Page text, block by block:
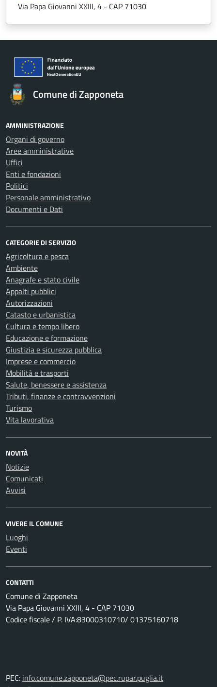
Via Papa Giovanni XXIII, 4 - CAP 71030
Comune di Zapponeta
AMMINISTRAZIONE
Organi di governo
Aree amministrative
Uffici
Enti e fondazioni
Politici
Personale amministrativo
Documenti e Dati
CATEGORIE DI SERVIZIO
Agricoltura e pesca
Ambiente
Anagrafe e stato civile
Appalti pubblici
Autorizzazioni
Catasto e urbanistica
Cultura e tempo libero
Educazione e formazione
Giustizia e sicurezza pubblica
Imprese e commercio
Mobilità e trasporti
Salute, benessere e assistenza
Tributi, finanze e contravvenzioni
Turismo
Vita lavorativa
NOVITÀ
Notizie
Comunicati
Avvisi
VIVERE IL COMUNE
Luoghi
Eventi
CONTATTI
Comune di Zapponeta
Via Papa Giovanni XXIII, 4 - CAP 71030
Codice fiscale / P. IVA:83000310710/ 01375160718
PEC: info.comune.zapponeta@pec.rupar.puglia.it